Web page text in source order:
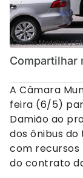
(Cristina Medeiros /
Compartilhar
A Câmara
feira (6/5)
Damião ao
dos ônibus
com recursos
do contrato